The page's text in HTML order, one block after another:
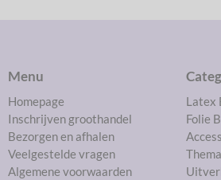
Latex
Folie
Menu
Homepage
Inschrijven groothandel
Bezorgen en afhalen
Veelgestelde vragen
Algemene voorwaarden